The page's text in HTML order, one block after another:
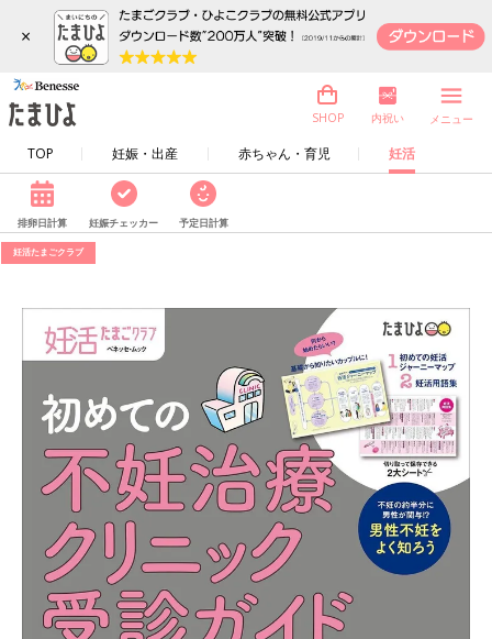
×
TOP 妊娠・出産 赤ちゃん・育児 妊活
SHOP 内祝い メニュー
排卵日計算 妊娠チェッカー 予定日計算
妊活たまごクラブ